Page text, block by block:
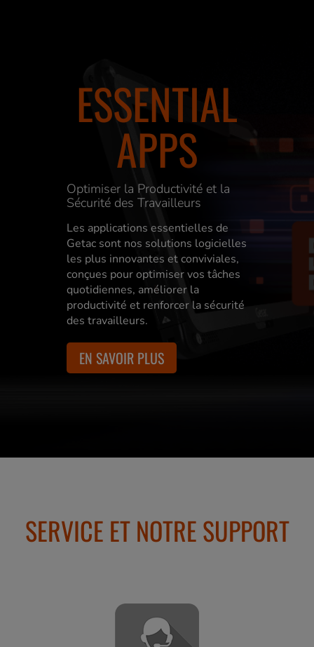
ESSENTIAL
APPS
Optimiser la Productivité et la
Sécurité des Travailleurs
Les applications essentielles de
Getac sont nos solutions logicielles
les plus innovantes et conviviales,
conçues pour optimiser vos tâches
quotidiennes, améliorer la
productivité et renforcer la sécurité
des travailleurs.
EN SAVOIR PLUS
SERVICE ET NOTRE SUPPORT